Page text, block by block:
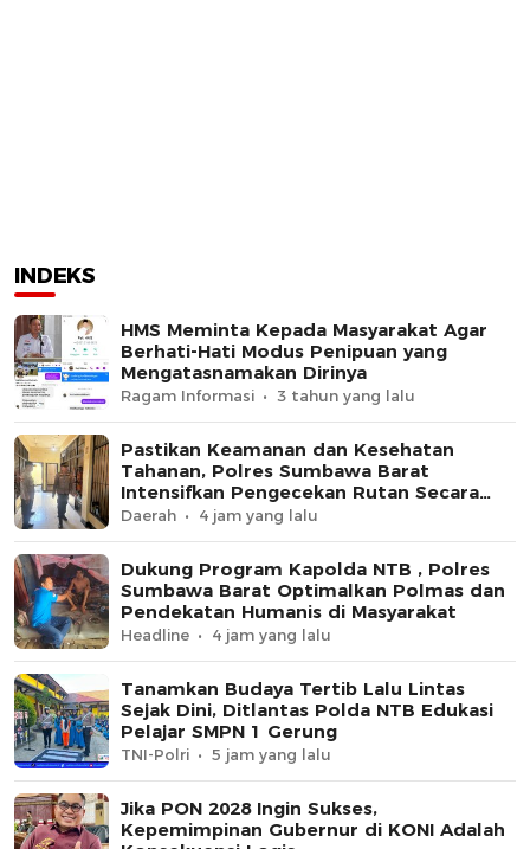
INDEKS
HMS Meminta Kepada Masyarakat Agar
Berhati-Hati Modus Penipuan yang
Mengatasnamakan Dirinya
Ragam Informasi 3 tahun yang lalu
Pastikan Keamanan dan Kesehatan
Tahanan, Polres Sumbawa Barat
Intensifkan Pengecekan Rutan Secara
Berkala
Daerah 4 jam yang lalu
Dukung Program Kapolda NTB , Polres
Sumbawa Barat Optimalkan Polmas dan
Pendekatan Humanis di Masyarakat
Headline 4 jam yang lalu
Tanamkan Budaya Tertib Lalu Lintas
Sejak Dini, Ditlantas Polda NTB Edukasi
Pelajar SMPN 1 Gerung
TNI-Polri 5 jam yang lalu
Jika PON 2028 Ingin Sukses,
Kepemimpinan Gubernur di KONI Adalah